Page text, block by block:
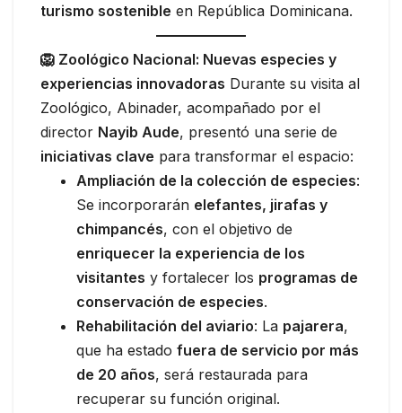
turismo sostenible en República Dominicana.
🦁 Zoológico Nacional: Nuevas especies y
experiencias innovadoras Durante su visita al
Zoológico, Abinader, acompañado por el
director Nayib Aude, presentó una serie de
iniciativas clave para transformar el espacio:
Ampliación de la colección de especies:
Se incorporarán elefantes, jirafas y
chimpancés, con el objetivo de
enriquecer la experiencia de los
visitantes y fortalecer los programas de
conservación de especies.
Rehabilitación del aviario: La pajarera,
que ha estado fuera de servicio por más
de 20 años, será restaurada para
recuperar su función original.